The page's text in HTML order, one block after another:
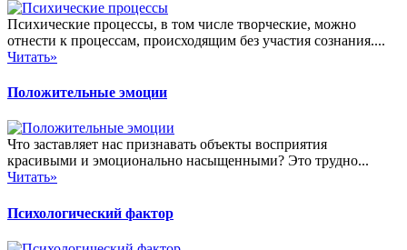
Психические процессы, в том числе творческие, можно
отнести к процессам, происходящим без участия сознания....
Читать»
Положительные эмоции
Что заставляет нас признавать объекты восприятия
красивыми и эмоционально насыщенными? Это трудно...
Читать»
Психологический фактор